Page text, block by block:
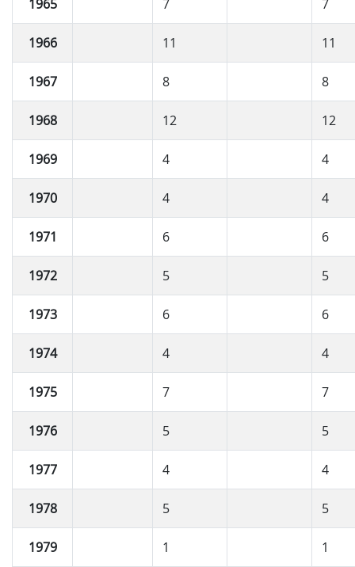
1965 7 7
1966 11 11
1967 8 8
1968 12 12
1969 4 4
1970 4 4
1971 6 6
1972 5 5
1973 6 6
1974 4 4
1975 7 7
1976 5 5
1977 4 4
1978 5 5
1979 1 1